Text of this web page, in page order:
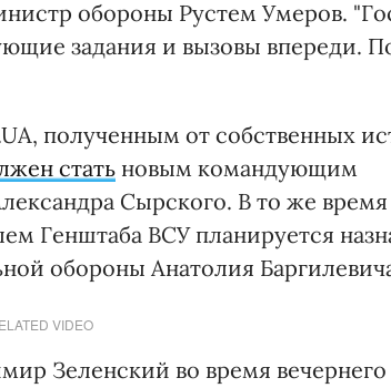
обороны Рустем Умеров.
задания и вызовы впереди.
полученным от собственных
стать новым командующим
Сырского. В то же время
Генштаба ВСУ планируется
обороны Анатолия
VIDEO
Зеленский во время вечернего